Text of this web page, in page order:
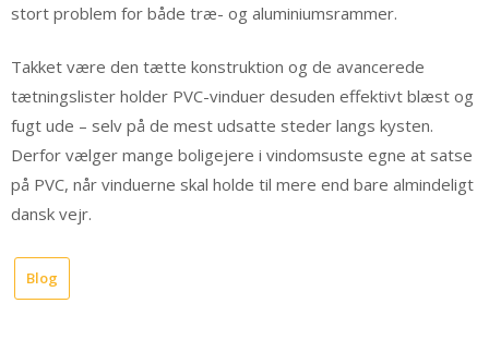
stort problem for både træ- og aluminiumsrammer.
Takket være den tætte konstruktion og de avancerede
tætningslister holder PVC-vinduer desuden effektivt blæst og
fugt ude – selv på de mest udsatte steder langs kysten.
Derfor vælger mange boligejere i vindomsuste egne at satse
på PVC, når vinduerne skal holde til mere end bare almindeligt
dansk vejr.
Blog